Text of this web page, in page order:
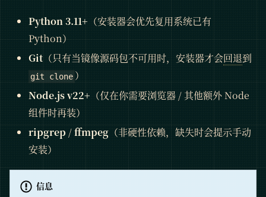
Python 3.11+ （安装器会优先复用系统已有
Python）
Git （只有当镜像源码包不可用时，安装器才会回退到
git clone ）
Node.js v22+ （仅在你需要浏览器 / 其他额外 Node
组件时再装）
ripgrep /ffmpeg （非硬性依赖，缺失时会提示手动
安装）
信息